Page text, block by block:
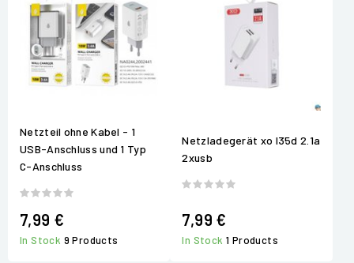
Netzteil ohne Kabel - 1
USB-Anschluss und 1 Typ
C-Anschluss
7,99 €
In Stock 9 Products
Netzladegerät xo l35d 2.1a
2xusb
7,99 €
In Stock1 Products